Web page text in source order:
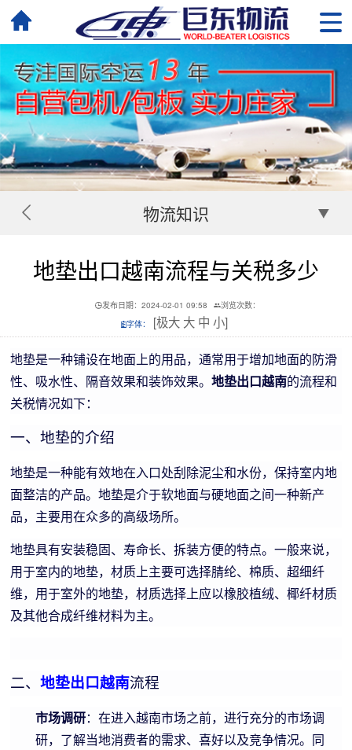
物流知识
地垫出口越南流程与关税多少
发布日期：2024-02-01 09:58
浏览次数：
字体：
[极大 大 中 小]
地垫是一种铺设在地面上的用品，通常用于增加地面的防滑
性、吸水性、隔音效果和装饰效果。地垫出口越南的流程和
关税情况如下：
一、地垫的介绍
地垫是一种能有效地在入口处刮除泥尘和水份，保持室内地
面整洁的产品。地垫是介于软地面与硬地面之间一种新产
品，主要用在众多的高级场所。
地垫具有安装稳固、寿命长、拆装方便的特点。一般来说，
用于室内的地垫，材质上主要可选择腈纶、棉质、超细纤
维，用于室外的地垫，材质选择上应以橡胶植绒、椰纤材质
及其他合成纤维材料为主。
二、地垫出口越南流程
市场调研：在进入越南市场之前，进行充分的市场调
研，了解当地消费者的需求、喜好以及竞争情况。同